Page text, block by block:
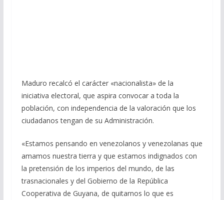
Maduro recalcó el carácter «nacionalista» de la
iniciativa electoral, que aspira convocar a toda la
población, con independencia de la valoración que los
ciudadanos tengan de su Administración.
«Estamos pensando en venezolanos y venezolanas que
amamos nuestra tierra y que estamos indignados con
la pretensión de los imperios del mundo, de las
trasnacionales y del Gobierno de la República
Cooperativa de Guyana, de quitarnos lo que es